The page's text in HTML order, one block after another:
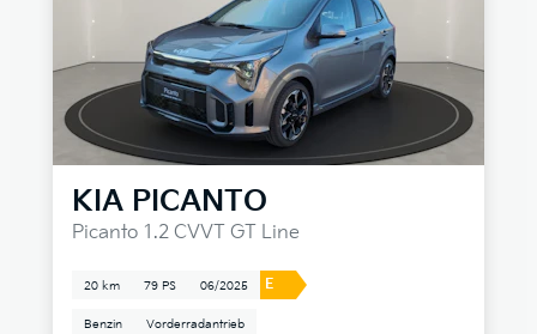
KIA PICANTO
Picanto 1.2 CVVT GT Line
20 km 79 PS 06/2025 E
Benzin Vorderradantrieb